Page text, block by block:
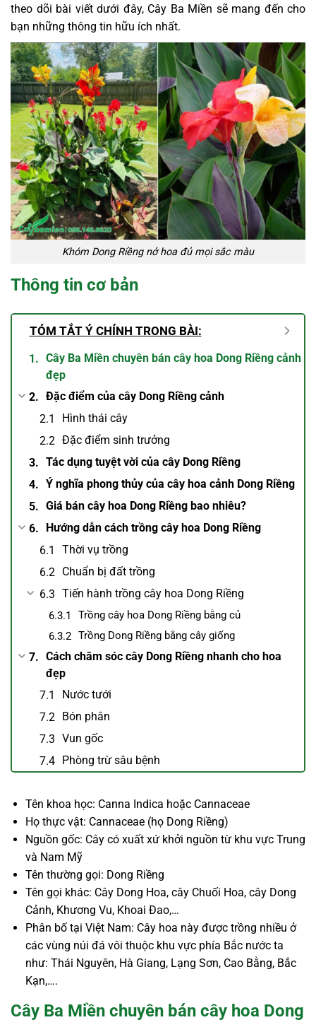
theo dõi bài viết dưới đây, Cây Ba Miền sẽ mang đến cho
bạn những thông tin hữu ích nhất.
Khóm Dong Riềng nở hoa đủ mọi sắc màu
Thông tin cơ bản
TÓM TẮT Ý CHÍNH TRONG BÀI:
Cây Ba Miền chuyên bán cây hoa Dong Riềng cảnh
đẹp
Đặc điểm của cây Dong Riềng cảnh
Hình thái cây
Đặc điểm sinh trưởng
Tác dụng tuyệt vời của cây Dong Riềng
Ý nghĩa phong thủy của cây hoa cảnh Dong Riềng
Giá bán cây hoa Dong Riềng bao nhiêu?
Hướng dẫn cách trồng cây hoa Dong Riềng
Thời vụ trồng
Chuẩn bị đất trồng
Tiến hành trồng cây hoa Dong Riềng
Trồng cây hoa Dong Riềng bằng củ
Trồng Dong Riềng bằng cây giống
Cách chăm sóc cây Dong Riềng nhanh cho hoa
đẹp
Nước tưới
Bón phân
Vun gốc
Phòng trừ sâu bệnh
Tên khoa học: Canna Indica hoặc Cannaceae
Họ thực vật: Cannaceae (họ Dong Riềng)
Nguồn gốc: Cây có xuất xứ khởi nguồn từ khu vực Trung
và Nam Mỹ
Tên thường gọi: Dong Riềng
Tên gọi khác: Cây Dong Hoa, cây Chuối Hoa, cây Dong
Cảnh, Khương Vu, Khoai Đao,…
Phân bố tại Việt Nam: Cây hoa này được trồng nhiều ở
các vùng núi đá vôi thuộc khu vực phía Bắc nước ta
như: Thái Nguyên, Hà Giang, Lạng Sơn, Cao Bằng, Bắc
Kạn,….
Cây Ba Miền chuyên bán cây hoa Dong